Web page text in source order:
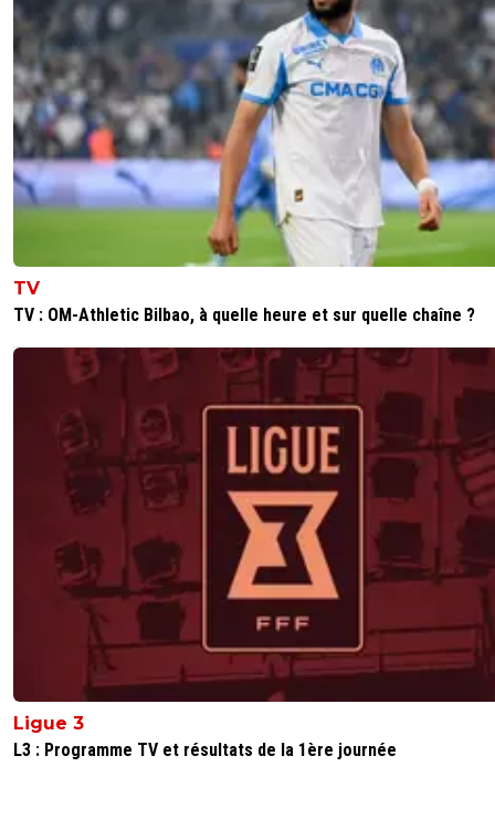
TV
TV : OM-Athletic Bilbao, à quelle heure et sur quelle chaîne ?
Ligue 3
L3 : Programme TV et résultats de la 1ère journée